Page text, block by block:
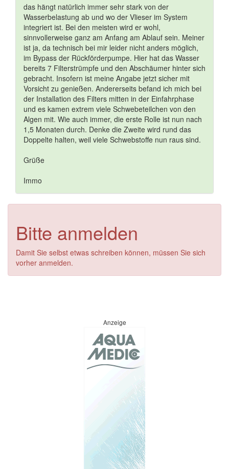
das hängt natürlich immer sehr stark von der
Wasserbelastung ab und wo der Vlieser im System
integriert ist. Bei den meisten wird er wohl,
sinnvollerweise ganz am Anfang am Ablauf sein. Meiner
ist ja, da technisch bei mir leider nicht anders möglich,
im Bypass der Rückförderpumpe. Hier hat das Wasser
bereits 7 Filterstrümpfe und den Abschäumer hinter sich
gebracht. Insofern ist meine Angabe jetzt sicher mit
Vorsicht zu genießen. Andererseits befand ich mich bei
der Installation des Filters mitten in der Einfahrphase
und es kamen extrem viele Schwebeteilchen von den
Algen mit. Wie auch immer, die erste Rolle ist nun nach
1,5 Monaten durch. Denke die Zweite wird rund das
Doppelte halten, weil viele Schwebstoffe nun raus sind.
Grüße
Immo
Bitte anmelden
Damit Sie selbst etwas schreiben können, müssen Sie sich
vorher anmelden.
Anzeige